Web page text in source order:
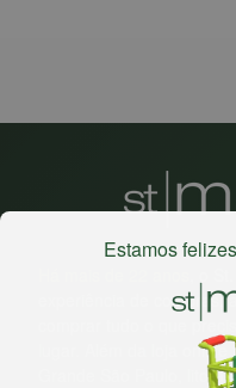
experiência de compras,
comprar tudo o que
lugar. Além da loja
Grande São Paulo,
Estamos